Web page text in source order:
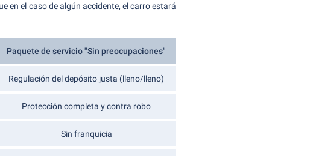
en el caso de algún accidente, el carro estará
Paquete de servicio "Sin preocupaciones"
Regulación del depósito justa (lleno/lleno)
Protección completa y contra robo
Sin franquicia